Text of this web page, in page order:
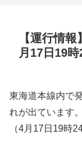
【運行情
月17日19時
東海道本線内で
れが出ています。
（4月17日19時